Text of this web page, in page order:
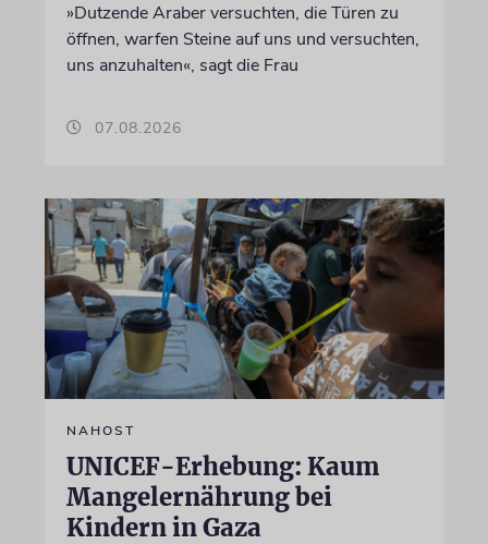
»Dutzende Araber versuchten, die Türen zu
öffnen, warfen Steine auf uns und versuchten,
uns anzuhalten«, sagt die Frau
07.08.2026
NAHOST
UNICEF-Erhebung: Kaum
Mangelernährung bei
Kindern in Gaza